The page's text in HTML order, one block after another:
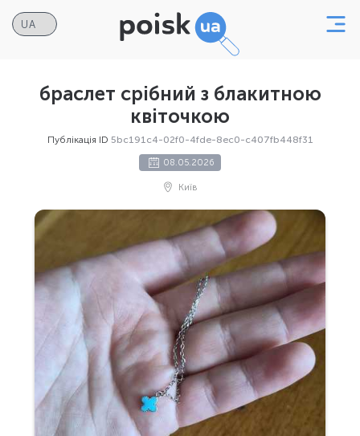
браслет срібний з блакитною
квіточкою
Публікація ID 5bc191c4-02f0-4fde-8ec0-c407fb448f31
08.05.2026
Київ